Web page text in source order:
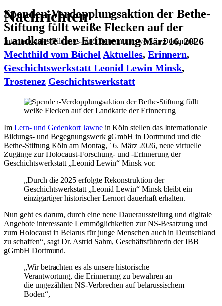
Nachrichten
Internationales Bildungs- und Begegnungswerk in Dortmund
Spenden-Verdopplungsaktion der Bethe-
Stiftung füllt weiße Flecken auf der
Landkarte der ErinnerungMärz 16, 2026
Mechthild vom BüchelAktuelles, Erinnern,
Geschichtswerkstatt Leonid Lewin Minsk,
Trostenez Geschichtswerkstatt
Im Lern- und Gedenkort Jawne in Köln stellen das Internationale
Bildungs- und Begegnungswerk gGmbH in Dortmund und die
Bethe-Stiftung Köln am Montag, 16. März 2026, neue virtuelle
Zugänge zur Holocaust-Forschung- und -Erinnerung der
Geschichtswerkstatt „Leonid Lewin“ Minsk vor.
„Durch die 2025 erfolgte Rekonstruktion der
Geschichtswerkstatt „Leonid Lewin“ Minsk bleibt ein
einzigartiger historischer Lernort dauerhaft erhalten.
Nun geht es darum, durch eine neue Dauerausstellung und digitale
Angebote interessante Lernmöglichkeiten zur NS-Besatzung und
zum Holocaust in Belarus für junge Menschen auch in Deutschland
zu schaffen“, sagt Dr. Astrid Sahm, Geschäftsführerin der IBB
gGmbH Dortmund.
„Wir betrachten es als unsere historische
Verantwortung, die Erinnerung zu bewahren an
die ungezählten NS-Verbrechen auf belarussischem
Boden“,